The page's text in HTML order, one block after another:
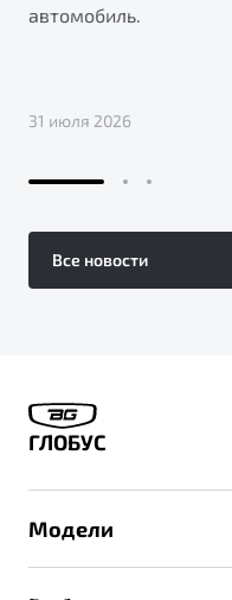
автомобиль.
31 июля 2026
Все новости
ГЛОБУС
Модели